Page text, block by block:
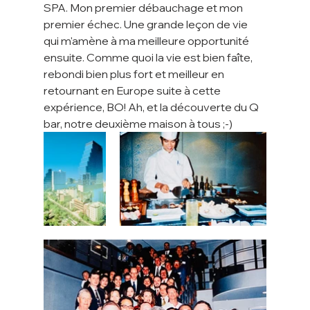
SPA. Mon premier débauchage et mon
premier échec. Une grande leçon de vie
qui m'amène à ma meilleure opportunité
ensuite. Comme quoi la vie est bien faîte,
rebondi bien plus fort et meilleur en
retournant en Europe suite à cette
expérience, BO! Ah, et la découverte du Q
bar, notre deuxième maison à tous ;-)